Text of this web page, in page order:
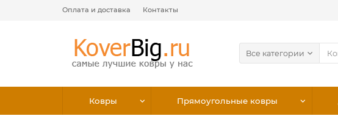
Оплата и доставка Контакты
Все категории
Ковры Прямоугольные ковры